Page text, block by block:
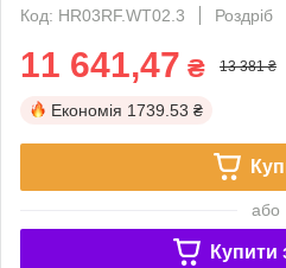
Код: HR03RF.WT02.3
Роздріб
11 641,47 ₴ 13 381 ₴
Економія 1739.53 ₴
або
Купити